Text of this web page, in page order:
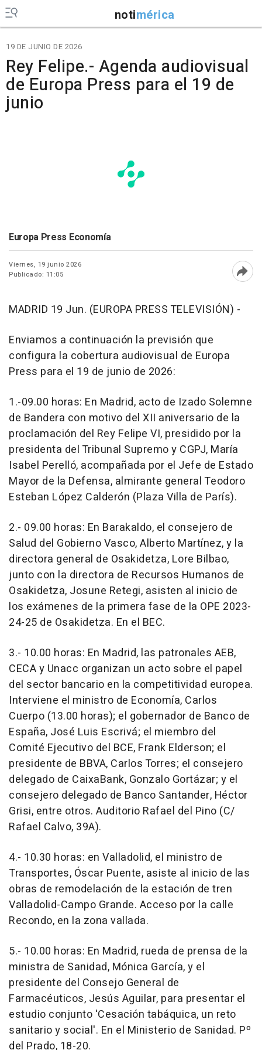
notimérica
19 DE JUNIO DE 2026
Rey Felipe.- Agenda audiovisual
de Europa Press para el 19 de
junio
Europa Press Economía
Viernes, 19 junio 2026
Publicado: 11:05
MADRID 19 Jun. (EUROPA PRESS TELEVISIÓN) -
Enviamos a continuación la previsión que
configura la cobertura audiovisual de Europa
Press para el 19 de junio de 2026:
1.-09.00 horas: En Madrid, acto de Izado Solemne
de Bandera con motivo del XII aniversario de la
proclamación del Rey Felipe VI, presidido por la
presidenta del Tribunal Supremo y CGPJ, María
Isabel Perelló, acompañada por el Jefe de Estado
Mayor de la Defensa, almirante general Teodoro
Esteban López Calderón (Plaza Villa de París).
2.- 09.00 horas: En Barakaldo, el consejero de
Salud del Gobierno Vasco, Alberto Martínez, y la
directora general de Osakidetza, Lore Bilbao,
junto con la directora de Recursos Humanos de
Osakidetza, Josune Retegi, asisten al inicio de
los exámenes de la primera fase de la OPE 2023-
24-25 de Osakidetza. En el BEC.
3.- 10.00 horas: En Madrid, las patronales AEB,
CECA y Unacc organizan un acto sobre el papel
del sector bancario en la competitividad europea.
Interviene el ministro de Economía, Carlos
Cuerpo (13.00 horas); el gobernador de Banco de
España, José Luis Escrivá; el miembro del
Comité Ejecutivo del BCE, Frank Elderson; el
presidente de BBVA, Carlos Torres; el consejero
delegado de CaixaBank, Gonzalo Gortázar; y el
consejero delegado de Banco Santander, Héctor
Grisi, entre otros. Auditorio Rafael del Pino (C/
Rafael Calvo, 39A).
4.- 10.30 horas: en Valladolid, el ministro de
Transportes, Óscar Puente, asiste al inicio de las
obras de remodelación de la estación de tren
Valladolid-Campo Grande. Acceso por la calle
Recondo, en la zona vallada.
5.- 10.00 horas: En Madrid, rueda de prensa de la
ministra de Sanidad, Mónica García, y el
presidente del Consejo General de
Farmacéuticos, Jesús Aguilar, para presentar el
estudio conjunto 'Cesación tabáquica, un reto
sanitario y social'. En el Ministerio de Sanidad. Pº
del Prado, 18-20.